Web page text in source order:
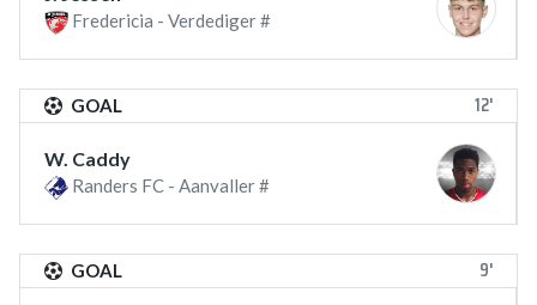
Fredericia - Verdediger #
GOAL 12'
W. Caddy
Randers FC - Aanvaller #
GOAL 9'